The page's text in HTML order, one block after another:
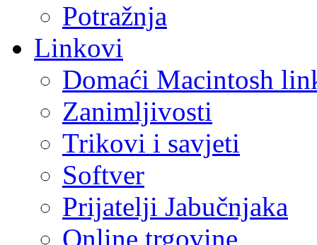
Potražnja
Linkovi
Domaći Macintosh
Zanimljivosti
Trikovi i savjeti
Softver
Prijatelji Jabučnjaka
Online trgovine